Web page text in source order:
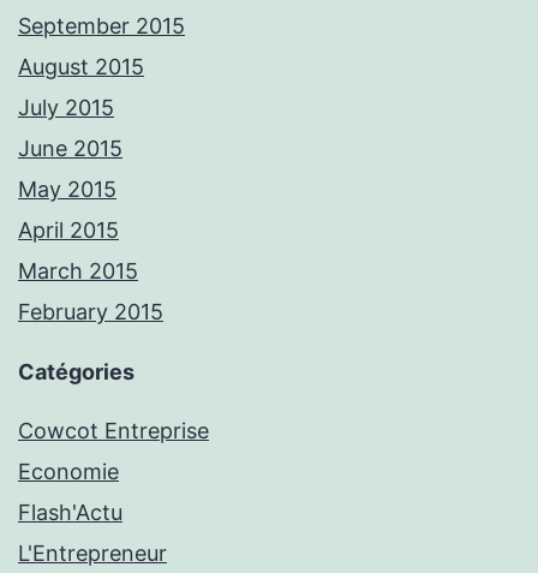
September 2015
August 2015
July 2015
June 2015
May 2015
April 2015
March 2015
February 2015
Catégories
Cowcot Entreprise
Economie
Flash'Actu
L'Entrepreneur